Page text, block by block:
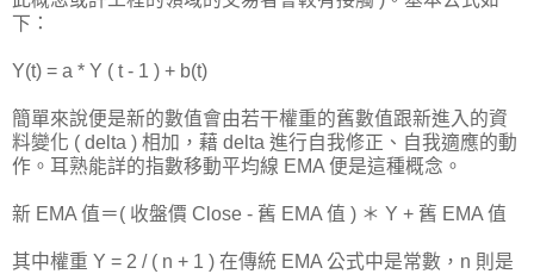
下：
Y(t) = a * Y ( t - 1 ) + b(t)
簡單來說便是新的數值會由若干權重的舊數值跟新進入的資
料變化 ( delta ) 相加，藉 delta 進行自我修正、自我適應的動
作。耳熟能詳的指數移動平均線 EMA 便是這種概念。
新 EMA 值＝( 收盤價 Close - 舊 EMA 值 ) ＊ Y + 舊 EMA 值
其中權重 Y = 2 / ( n + 1 ) 在傳統 EMA 公式中是常數，n 則是